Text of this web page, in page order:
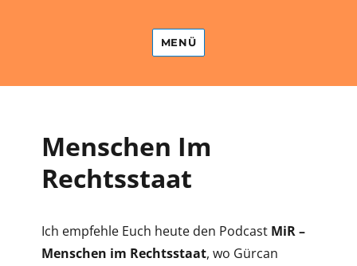
MENÜ
Menschen Im
Rechtsstaat
Ich empfehle Euch heute den Podcast MiR –
Menschen im Rechtsstaat, wo Gürcan